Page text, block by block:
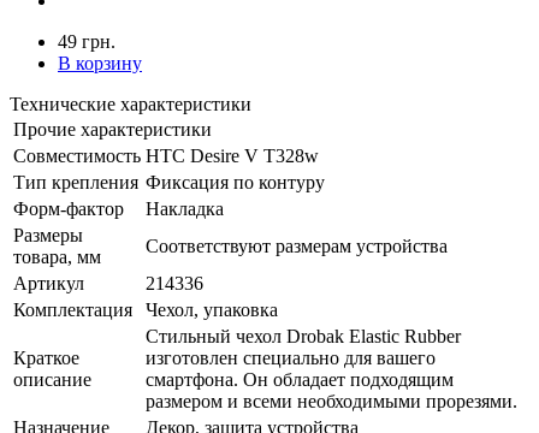
49 грн.
В корзину
Технические характеристики
Прочие характеристики
Совместимость HTC Desire V T328w
Тип крепления Фиксация по контуру
Форм-фактор
Накладка
Размеры
товара, мм
Соответствуют размерам устройства
Артикул
214336
Комплектация
Чехол, упаковка
Краткое
описание
Стильный чехол Drobak Elastic Rubber
изготовлен специально для вашего
смартфона. Он обладает подходящим
размером и всеми необходимыми прорезями.
Назначение
Декор, защита устройства